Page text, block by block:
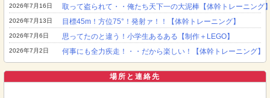
取って盗られて・・俺たち天下一の大泥棒【体幹トレーニング
2026年7月16日
目標45m！方位75°！発射ァ！！【体幹トレーニング】
2026年7月13日
思ってたのと違う！小学生あるある【制作＋LEGO】
2026年7月6日
何事にも全力疾走！・・だから楽しい！【体幹トレーニング】
2026年7月2日
場所と連絡先